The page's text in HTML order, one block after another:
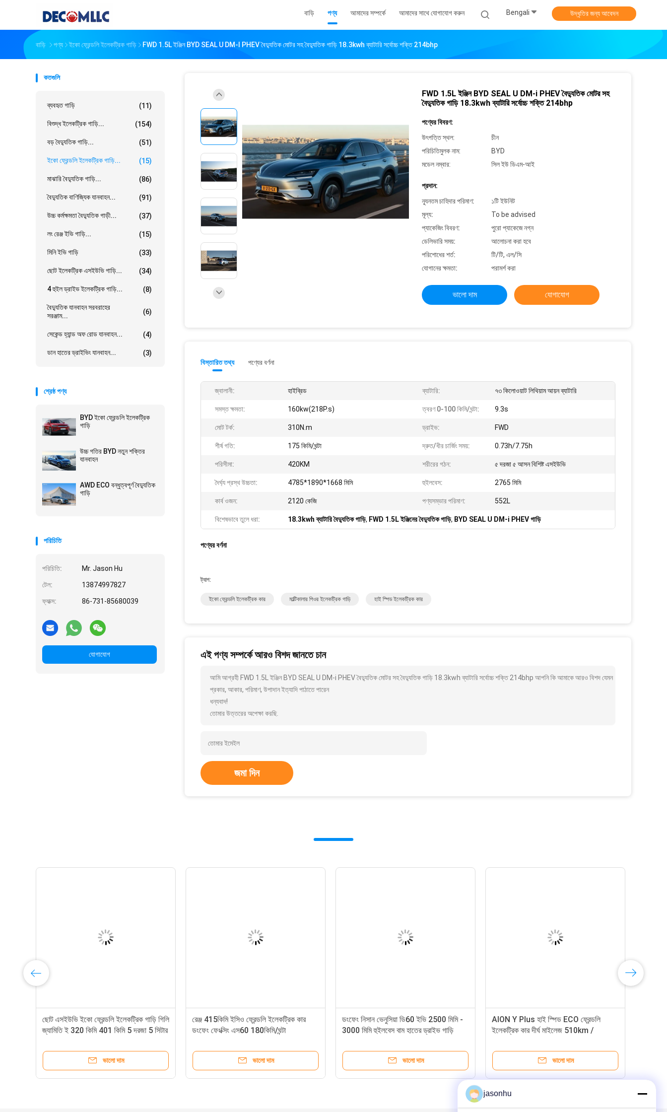
বাড়ি পণ্য আমাদের সম্পর্কে আমাদের সাথে যোগাযোগ করুন Bengali উদ্ধৃতির জন্য আবেদন
বাড়ি পণ্য ইকো ফ্রেন্ডলি ইলেকট্রিক গাড়ি FWD 1.5L ইঞ্জিন BYD SEAL U DM-I PHEV বৈদ্যুতিক মোটর সহ বৈদ্যুতিক গাড়ি 18.3kwh ব্যাটারি সর্বোচ্চ শক্তি 214bhp
কতগুলি
ব্যবহৃত গাড়ি (11)
বিশুদ্ধ ইলেকট্রিক গাড়ি... (154)
বড় বৈদ্যুতিক গাড়ি... (51)
ইকো ফ্রেন্ডলি ইলেকট্রিক গাড়ি... (15)
মাঝারি বৈদ্যুতিক গাড়ি... (86)
বৈদ্যুতিক বাণিজ্যিক যানবাহন... (91)
উচ্চ কর্মক্ষমতা বৈদ্যুতিক গাড়ী... (37)
লং রেঞ্জ ইভি গাড়ি... (15)
মিনি ইভি গাড়ি (33)
ছোট ইলেকট্রিক এসইউভি গাড়ি... (34)
4 হুইল ড্রাইভ ইলেকট্রিক গাড়ি... (8)
বৈদ্যুতিক যানবাহন সরবরাহের
সরঞ্জাম...
(6)
সেকেন্ড হ্যান্ড অফ রোড যানবাহন... (4)
ডান হাতের ড্রাইভিং যানবাহন... (3)
শ্রেষ্ঠ পণ্য
BYD ইকো ফ্রেন্ডলি ইলেকট্রিক
গাড়ি
উচ্চ গতির BYD নতুন শক্তির
যানবাহন
AWD ECO বন্ধুত্বপূর্ণ বৈদ্যুতিক
গাড়ি
পরিচিতি
পরিচিতি: Mr. Jason Hu
টেল: 13874997827
ফ্যাক্স: 86-731-85680039
যোগাযোগ
FWD 1.5L ইঞ্জিন BYD SEAL U DM-i PHEV বৈদ্যুতিক মোটর সহ
বৈদ্যুতিক গাড়ি 18.3kwh ব্যাটারি সর্বোচ্চ শক্তি 214bhp
পণ্যের বিবরণ:
উৎপত্তি স্থল:
চীন
পরিচিতিমুলক নাম:
BYD
মডেল নম্বার:
সিল ইউ ডিএম-আই
প্রদান:
ন্যূনতম চাহিদার পরিমাণ:
১টি ইউনিট
মূল্য:
To be advised
প্যাকেজিং বিবরণ:
পুরো প্যাকেজে নগ্ন
ডেলিভারি সময়:
আলোচনা করা হবে
পরিশোধের শর্ত:
টি/টি, এল/সি
যোগানের ক্ষমতা:
পরামর্শ করা
ভালো দাম যোগাযোগ
বিস্তারিত তথ্য পণ্যের বর্ণনা
জ্বালানী: হাইব্রিড ব্যাটারি: ৭৩ কিলোওয়াট লিথিয়াম আয়ন ব্যাটারি
সমস্ত ক্ষমতা: 160kw(218P.s) ত্বরণ 0-100 কিমি/ঘন্টা: 9.3s
মোট টর্ক: 310N.m ড্রাইভ: FWD
শীর্ষ গতি: 175 কিমি/ঘন্টা দ্রুত/ধীর চার্জিং সময়: 0.73h/7.75h
পরিসীমা: 420KM শরীরের গঠন: ৫ দরজা ৫ আসন বিশিষ্ট এসইউভি
দৈর্ঘ্য প্রস্থ উচ্চতা: 4785*1890*1668 মিমি হুইলবেস: 2765 মিমি
কার্ব ওজন: 2120 কেজি পণ্যসম্ভার পরিমাণ: 552L
বিশেষভাবে তুলে ধরা: 18.3kwh ব্যাটারি বৈদ্যুতিক গাড়ি, FWD 1.5L ইঞ্জিনের বৈদ্যুতিক গাড়ি, BYD SEAL U DM-i PHEV গাড়ি
পণ্যের বর্ণনা
ট্যাগ:
ইকো ফ্রেন্ডলি ইলেকট্রিক কার মাল্টিকালার পিওর ইলেকট্রিক গাড়ি হাই স্পিড ইলেকট্রিক কার
এই পণ্য সম্পর্কে আরও বিশদ জানতে চান
আমি আগ্রহী FWD 1.5L ইঞ্জিন BYD SEAL U DM-i PHEV বৈদ্যুতিক মোটর সহ বৈদ্যুতিক গাড়ি 18.3kwh ব্যাটারি সর্বোচ্চ শক্তি 214bhp আপনি কি আমাকে আরও বিশদ যেমন
প্রকার, আকার, পরিমাণ, উপাদান ইত্যাদি পাঠাতে পারেন
ধন্যবাদ!
তোমার উত্তরের অপেক্ষা করছি.
জমা দিন
ছোট এসইউভি ইকো ফ্রেন্ডলি ইলেকট্রিক গাড়ি গিলি
জ্যামিতি ই 320 কিমি 401 কিমি 5 দরজা 5 সিটার
ভালো দাম
রেঞ্জ 415কিমি ইসিও ফ্রেন্ডলি ইলেকট্রিক কার
ডংফেং ফেংক্সিং এস60 180কিমি/ঘন্টা
ভালো দাম
ডংফেং নিসান ভেনুসিয়া ডি60 ইভি 2500 মিমি -
3000 মিমি হুইলবেস বাম হাতের ড্রাইভ গাড়ি
ভালো দাম
AION Y Plus হাই স্পিড ECO ফ্রেন্ডলি
ইলেকট্রিক কার দীর্ঘ মাইলেজ 510km /
ভালো দাম
jasonhu